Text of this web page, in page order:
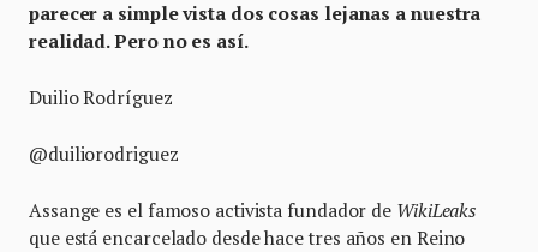
parecer a simple vista dos cosas lejanas a nuestra
realidad. Pero no es así.
Duilio Rodríguez
@duiliorodriguez
Assange es el famoso activista fundador de WikiLeaks
que está encarcelado desde hace tres años en Reino